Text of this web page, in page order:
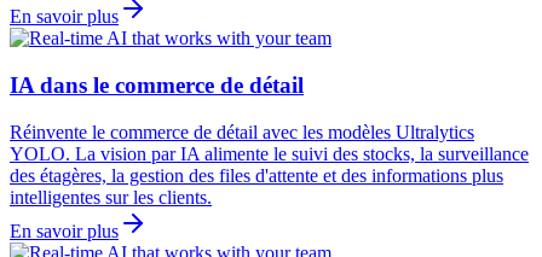
En savoir plus
IA dans le commerce de détail
Réinvente le commerce de détail avec les modèles Ultralytics
YOLO. La vision par IA alimente le suivi des stocks, la surveillance
des étagères, la gestion des files d'attente et des informations plus
intelligentes sur les clients.
En savoir plus